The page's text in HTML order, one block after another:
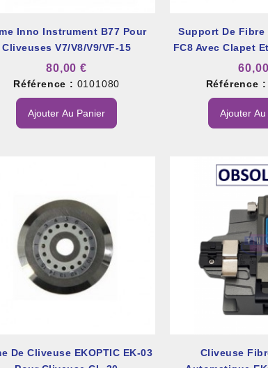
Inno Instrument B77 Pour
Cliveuses V7/V8/V9/VF-15
80,00 €
Référence : 0101080
Ajouter Au Panier
Support De Fibre
FC8 Avec Clapet
FC-
Référence :
Ajouter
De Cliveuse EKOPTIC EK-03
Cliveuse